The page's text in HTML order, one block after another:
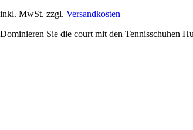
inkl. MwSt. zzgl. Versandkosten
Dominieren Sie die court mit den Tennisschuhen